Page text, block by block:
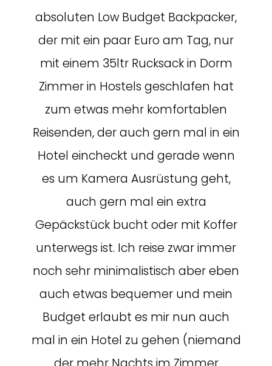
absoluten Low Budget Backpacker,
der mit ein paar Euro am Tag, nur
mit einem 35ltr Rucksack in Dorm
Zimmer in Hostels geschlafen hat
zum etwas mehr komfortablen
Reisenden, der auch gern mal in ein
Hotel eincheckt und gerade wenn
es um Kamera Ausrüstung geht,
auch gern mal ein extra
Gepäckstück bucht oder mit Koffer
unterwegs ist. Ich reise zwar immer
noch sehr minimalistisch aber eben
auch etwas bequemer und mein
Budget erlaubt es mir nun auch
mal in ein Hotel zu gehen (niemand